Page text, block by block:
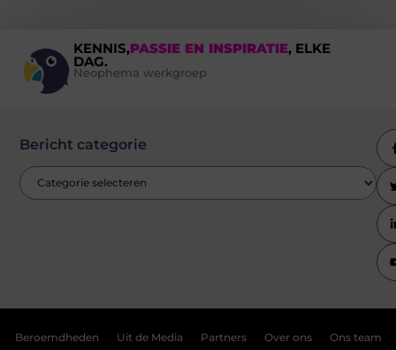
KENNIS,PASSIE EN INSPIRATIE, ELKE
DAG.
Neophema werkgroep
Bericht categorie
Beroemdheden Uit de Media Partners Over ons Ons team